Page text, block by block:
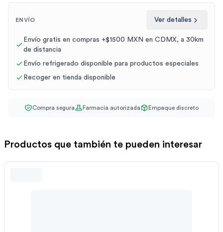
ENVÍO Ver detalles
Envío gratis en compras +$1500 MXN en CDMX, a 30km
de distancia
Envío refrigerado disponible para productos especiales
Recoger en tienda disponible
Compra segura Farmacia autorizada Empaque discreto
Productos que también te pueden interesar